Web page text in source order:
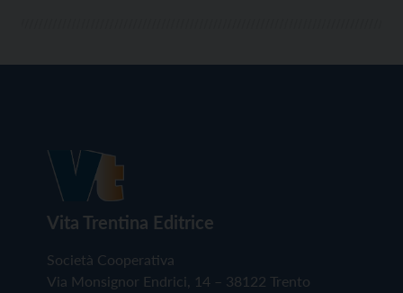
Vita Trentina Editrice
Società Cooperativa
Via Monsignor Endrici, 14 – 38122 Trento